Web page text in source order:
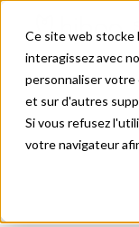
Ce site web stocke
interagissez avec
personnaliser votre
et sur d'autres
Si vous refusez
votre navigateur